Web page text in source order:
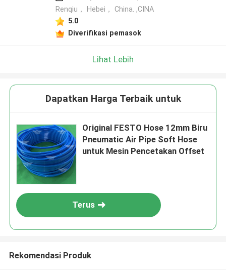
Renqiu， Hebei， China. ,CINA
5.0
Diverifikasi pemasok
Lihat Lebih
Dapatkan Harga Terbaik untuk
Original FESTO Hose 12mm Biru
Pneumatic Air Pipe Soft Hose
untuk Mesin Pencetakan Offset
Terus
Rekomendasi Produk